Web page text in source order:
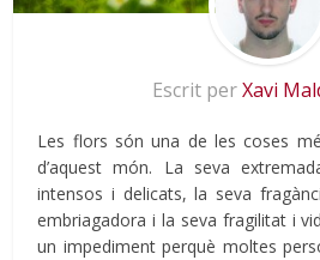
Escrit perXavi
Les flors són una de les coses
d’aquest món. La seva
intensos i delicats, la seva
embriagadora i la seva fragilitat i
un impediment perquè moltes